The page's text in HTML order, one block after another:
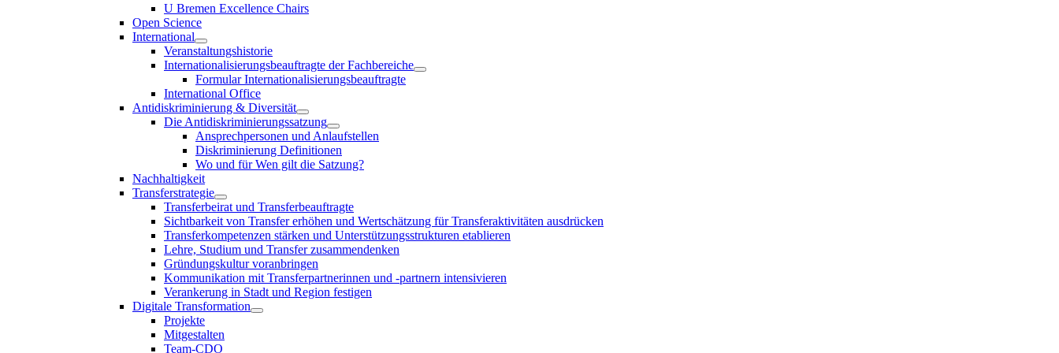
U Bremen Excellence Chairs
Open Science
International
Veranstaltungshistorie
Internationalisierungsbeauftragte der Fachbereiche
Formular Internationalisierungsbeauftragte
International Office
Antidiskriminierung & Diversität
Die Antidiskriminierungssatzung
Ansprechpersonen und Anlaufstellen
Diskriminierung Definitionen
Wo und für Wen gilt die Satzung?
Nachhaltigkeit
Transferstrategie
Transferbeirat und Transferbeauftragte
Sichtbarkeit von Transfer erhöhen und Wertschätzung für Transferaktivitäten ausdrücken
Transferkompetenzen stärken und Unterstützungsstrukturen etablieren
Lehre, Studium und Transfer zusammendenken
Gründungskultur voranbringen
Kommunikation mit Transferpartnerinnen und -partnern intensivieren
Verankerung in Stadt und Region festigen
Digitale Transformation
Projekte
Mitgestalten
Team-CDO